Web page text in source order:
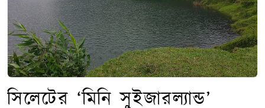
সিলেটের ‘মিনি সুইজারল্যান্ড’